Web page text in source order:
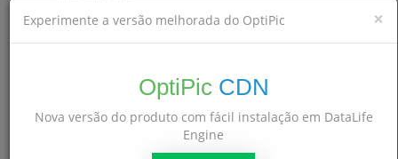
Após a primeira indexação ser concluída, o sistema mostrará
o número de imagens (o número de gigabytes) que serão
encontradas em seu site. Você pode fazer isso na guia
×
Experimente a versão melhorada do OptiPic
OptiPic CDN
Nova versão do produto com fácil instalação em DataLife
Engine